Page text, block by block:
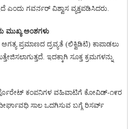
ಎಂದು ಗವರ್ನರ್ ವಿಶ್ವಾಸ ವ್ಯಕ್ತಪಡಿಸಿದರು.
ಮುಖ್ಯ ಅಂಶಗಳು
ಅಗತ್ಯ ಪ್ರಮಾಣದ ದ್ರವ್ಯತೆ (ಲಿಕ್ವಿಡಿಟಿ) ಕಾಪಾಡಲು
. ಇದಕ್ಕಾಗಿ ಸೂಕ್ತ ಕ್ರಮಗಳನ್ನು
ಕಂಪನಿಗಳ ವಹಿವಾಟಿಗೆ ಕೋವಿಡ್-೧೯ರ
ಸಾಲ ಒದಗಿಸುವ ಬಗ್ಗೆ ರಿಸರ್ವ್